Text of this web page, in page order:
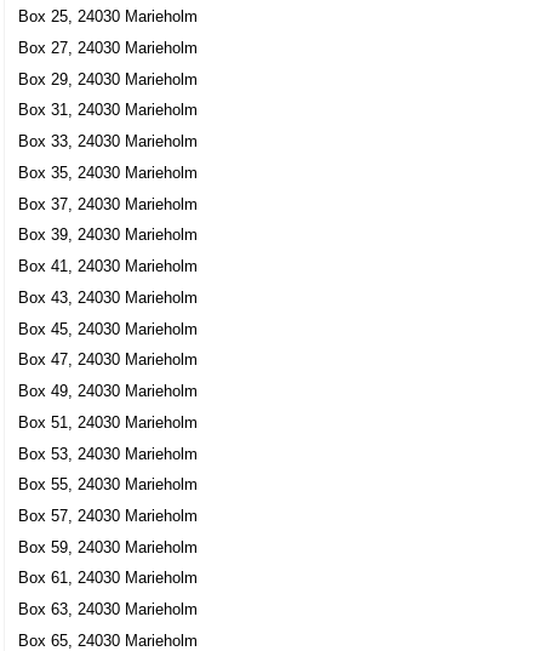
Box 25, 24030 Marieholm
Box 27, 24030 Marieholm
Box 29, 24030 Marieholm
Box 31, 24030 Marieholm
Box 33, 24030 Marieholm
Box 35, 24030 Marieholm
Box 37, 24030 Marieholm
Box 39, 24030 Marieholm
Box 41, 24030 Marieholm
Box 43, 24030 Marieholm
Box 45, 24030 Marieholm
Box 47, 24030 Marieholm
Box 49, 24030 Marieholm
Box 51, 24030 Marieholm
Box 53, 24030 Marieholm
Box 55, 24030 Marieholm
Box 57, 24030 Marieholm
Box 59, 24030 Marieholm
Box 61, 24030 Marieholm
Box 63, 24030 Marieholm
Box 65, 24030 Marieholm